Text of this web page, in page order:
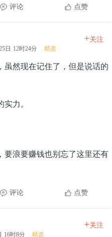
评论 点赞
日 12时24分 精选
+关注
虽然现在记住了，但是说话的
力。
要浪要赚钱也别忘了这里还有
评论 点赞
16时8分 精选
+关注